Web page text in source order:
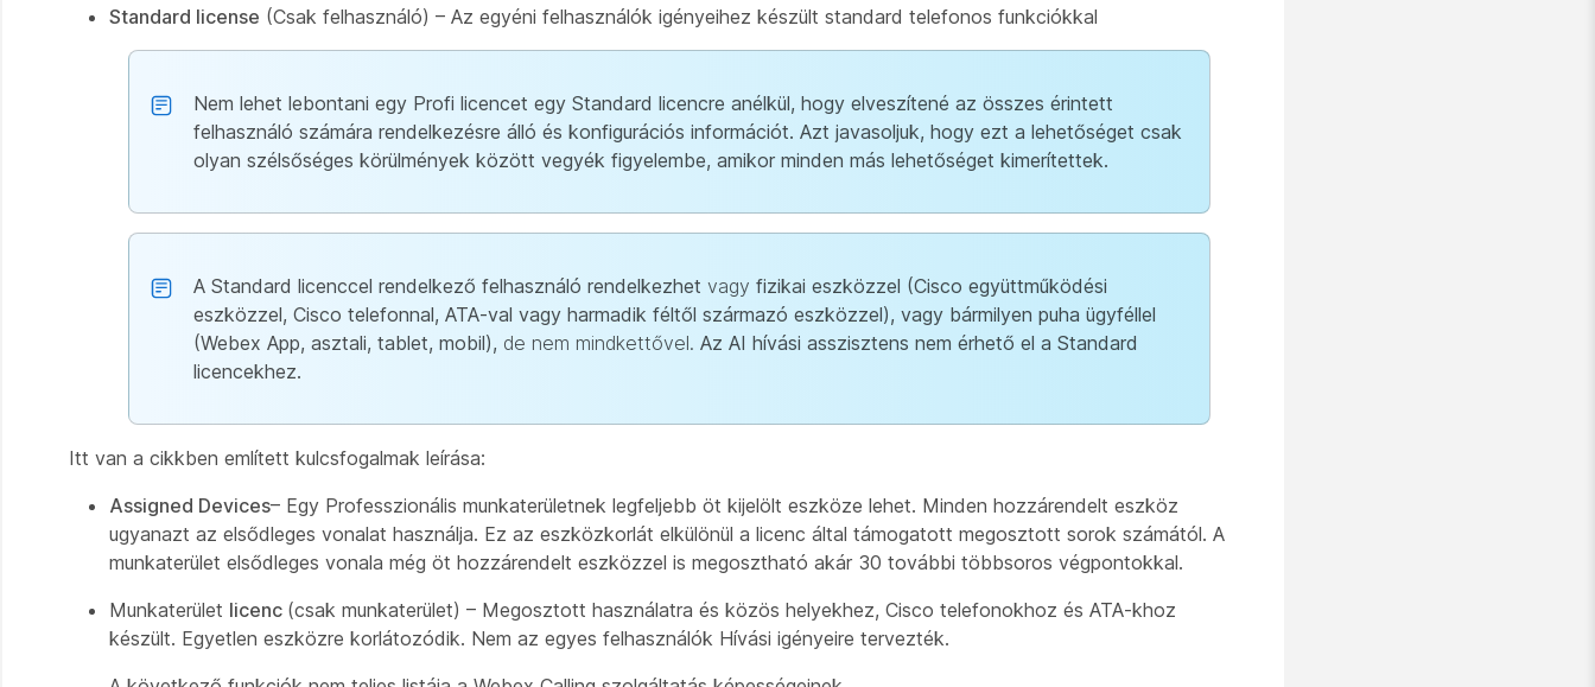
Standard license (Csak felhasználó) – Az egyéni felhasználók igényeihez készült standard telefonos funkciókkal
Nem lehet lebontani egy Profi licencet egy Standard licencre anélkül, hogy elveszítené az összes érintett
felhasználó számára rendelkezésre álló és konfigurációs információt. Azt javasoljuk, hogy ezt a lehetőséget csak
olyan szélsőséges körülmények között vegyék figyelembe, amikor minden más lehetőséget kimerítettek.
A Standard licenccel rendelkező felhasználó rendelkezhet vagy fizikai eszközzel (Cisco együttműködési
eszközzel, Cisco telefonnal, ATA-val vagy harmadik féltől származó eszközzel), vagy bármilyen puha ügyféllel
(Webex App, asztali, tablet, mobil), de nem mindkettővel. Az AI hívási asszisztens nem érhető el a Standard
licencekhez.
Itt van a cikkben említett kulcsfogalmak leírása:
Assigned Devices– Egy Professzionális munkaterületnek legfeljebb öt kijelölt eszköze lehet. Minden hozzárendelt eszköz
ugyanazt az elsődleges vonalat használja. Ez az eszközkorlát elkülönül a licenc által támogatott megosztott sorok számától. A
munkaterület elsődleges vonala még öt hozzárendelt eszközzel is megosztható akár 30 további többsoros végpontokkal.
Munkaterület licenc (csak munkaterület) – Megosztott használatra és közös helyekhez, Cisco telefonokhoz és ATA-khoz
készült. Egyetlen eszközre korlátozódik. Nem az egyes felhasználók Hívási igényeire tervezték.